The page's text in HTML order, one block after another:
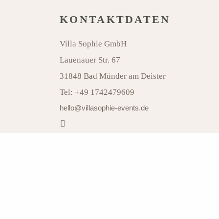
KONTAKTDATEN
Villa Sophie GmbH
Lauenauer Str. 67
31848 Bad Münder am Deister
Tel: +49 1742479609
hello@villasophie-events.de